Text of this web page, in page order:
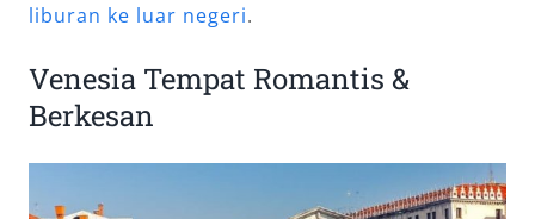
liburan ke luar negeri.
Venesia Tempat Romantis &
Berkesan